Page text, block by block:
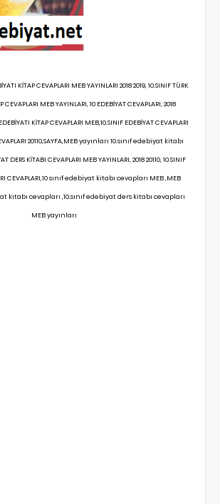
KİTAP CEVAPLARI MEB YAYINLARI 2018 2019, 10.SINIF TÜRK
CEVAPLARI MEB YAYINLARI, 10 EDEBİYAT CEVAPLARI, 2018
KİTAP CEVAPLARI MEB,10.SINIF EDEBİYAT CEVAPLARI
20110,SAYFA,MEB yayınları 10.sınıf edebiyat kitabı
DERS KİTABI CEVAPLARI MEB YAYINLARI, 2018 20110, 10.SINIF
CEVAPLARI,10 sınıf edebiyat kitabı cevapları MEB ,MEB
kitabı cevapları ,10.sınıf edebiyat ders kitabı cevapları
MEB yayınları